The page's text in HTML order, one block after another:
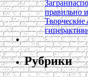
правильно
Творческие
Рубрики